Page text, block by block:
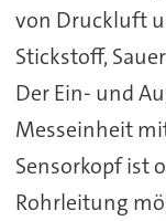
von Druckluft
Stickstoff,
Der Ein- und
Messeinheit
Sensorkopf ist
Rohrleitung